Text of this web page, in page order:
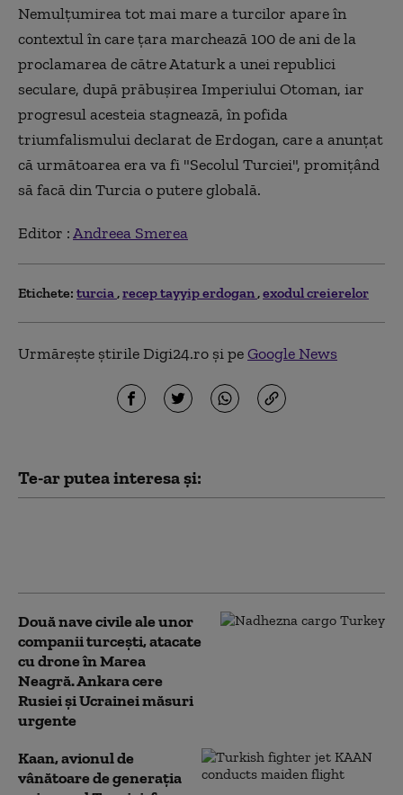
Nemulțumirea tot mai mare a turcilor apare în
contextul în care țara marchează 100 de ani de la
proclamarea de către Ataturk a unei republici
seculare, după prăbușirea Imperiului Otoman, iar
progresul acesteia stagnează, în pofida
triumfalismului declarat de Erdogan, care a anunțat
că următoarea era va fi "Secolul Turciei", promițând
să facă din Turcia o putere globală.
Editor :Andreea Smerea
Etichete: turcia recep tayyip erdogan exodul creierelor
Urmărește știrile Digi24.ro și peGoogle News
Te-ar putea interesa și:
Două nave civile ale unor
companii turcești, atacate
cu drone în Marea
Neagră. Ankara cere
Rusiei și Ucrainei măsuri
urgente
Kaan, avionul de
vânătoare de generația